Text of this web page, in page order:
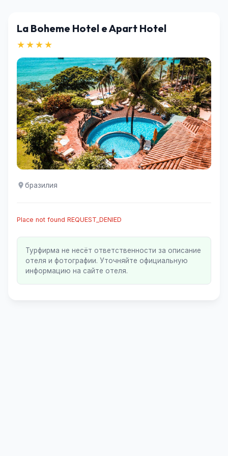
La Boheme Hotel e Apart Hotel
★★★★
бразилия
Place not found REQUEST_DENIED
Турфирма не несёт ответственности за описание
отеля и фотографии. Уточняйте официальную
информацию на сайте отеля.